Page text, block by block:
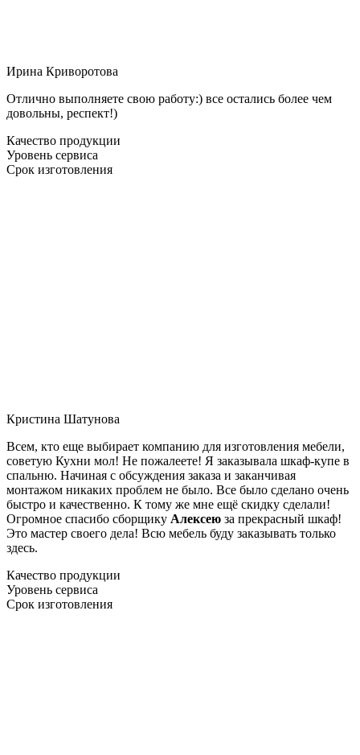
Ирина Криворотова
Отлично выполняете свою работу:) все остались более чем
довольны, респект!)
Качество продукции
Уровень сервиса
Срок изготовления
Кристина Шатунова
Всем, кто еще выбирает компанию для изготовления мебели,
советую Кухни мол! Не пожалеете! Я заказывала шкаф-купе в
спальню. Начиная с обсуждения заказа и заканчивая
монтажом никаких проблем не было. Все было сделано очень
быстро и качественно. К тому же мне ещё скидку сделали!
Огромное спасибо сборщику Алексею за прекрасный шкаф!
Это мастер своего дела! Всю мебель буду заказывать только
здесь.
Качество продукции
Уровень сервиса
Срок изготовления